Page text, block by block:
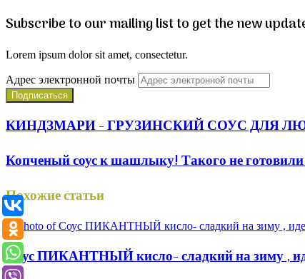
Subscribe to our mailing list to get the new
Lorem ipsum dolor sit amet, consectetur.
Адрес электронной почты
КИНДЗМАРИ - ГРУЗИНСКИЙ СОУС ДЛЯ
Копченый соус к шашлыку! Такого не
Похожие статьи
Соус ПИКАНТНЫЙ кисло- сладкий на зиму ,